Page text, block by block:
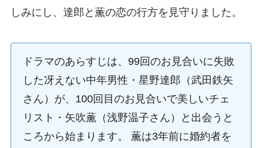
しみにし、達郎と薫の恋の行方を見守りました。
ドラマのあらすじは、99回のお見合いに失敗
した冴えない中年男性・星野達郎（武田鉄矢
さん）が、100回目のお見合いで美しいチェ
リスト・矢吹薫（浅野温子さん）と出会うと
ころから始まります。 薫は3年前に婚約者を